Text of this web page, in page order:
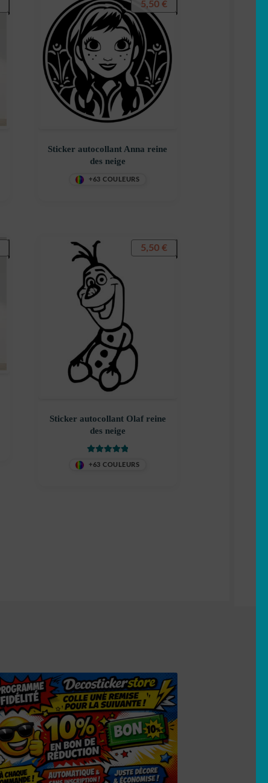
Sticker autocollant Anna reine
des neige
+63 COULEURS
5,50 €
Sticker autocollant Olaf reine
des neige
+63 COULEURS
5,50 €